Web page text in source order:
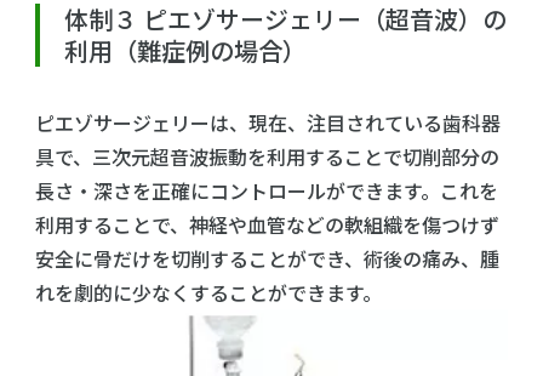
体制３ ピエゾサージェリー（超音波）の
利用（難症例の場合）
ピエゾサージェリーは、現在、注目されている歯科器
具で、三次元超音波振動を利用することで切削部分の
長さ・深さを正確にコントロールができます。これを
利用することで、神経や血管などの軟組織を傷つけず
安全に骨だけを切削することができ、術後の痛み、腫
れを劇的に少なくすることができます。